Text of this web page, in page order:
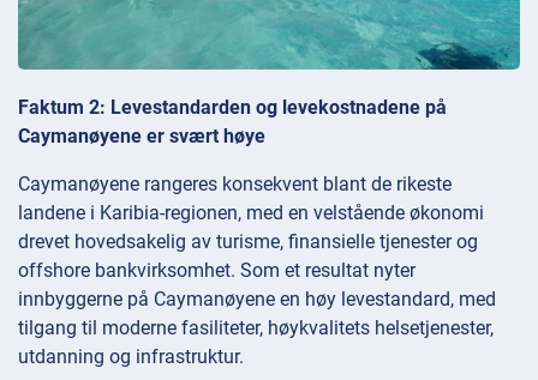
Faktum 2: Levestandarden og levekostnadene på
Caymanøyene er svært høye
Caymanøyene rangeres konsekvent blant de rikeste
landene i Karibia-regionen, med en velstående økonomi
drevet hovedsakelig av turisme, finansielle tjenester og
offshore bankvirksomhet. Som et resultat nyter
innbyggerne på Caymanøyene en høy levestandard, med
tilgang til moderne fasiliteter, høykvalitets helsetjenester,
utdanning og infrastruktur.